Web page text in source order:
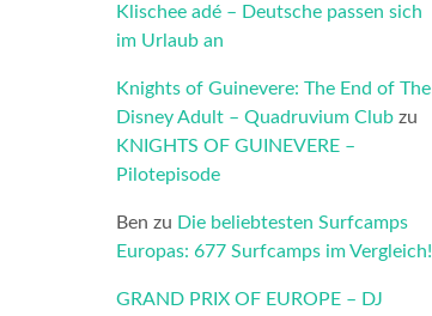
Klischee adé – Deutsche passen sich
im Urlaub an
Knights of Guinevere: The End of The
Disney Adult – Quadruvium Club zu
KNIGHTS OF GUINEVERE –
Pilotepisode
Ben zu Die beliebtesten Surfcamps
Europas: 677 Surfcamps im Vergleich!
GRAND PRIX OF EUROPE – DJ